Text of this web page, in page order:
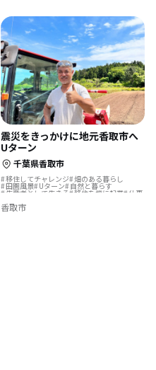
震災をきっかけに地元香取市へ
Uターン
千葉県香取市
移住してチャレンジ 畑のある暮らし
田園風景 Uターン 自然と暮らす
生産者として生きる 移住を機に起業 仕事
香取市